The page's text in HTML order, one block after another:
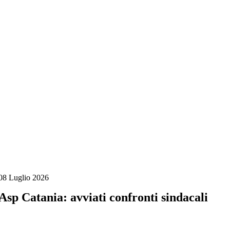
Luglio 2026
Catania: avviati confronti sindacali